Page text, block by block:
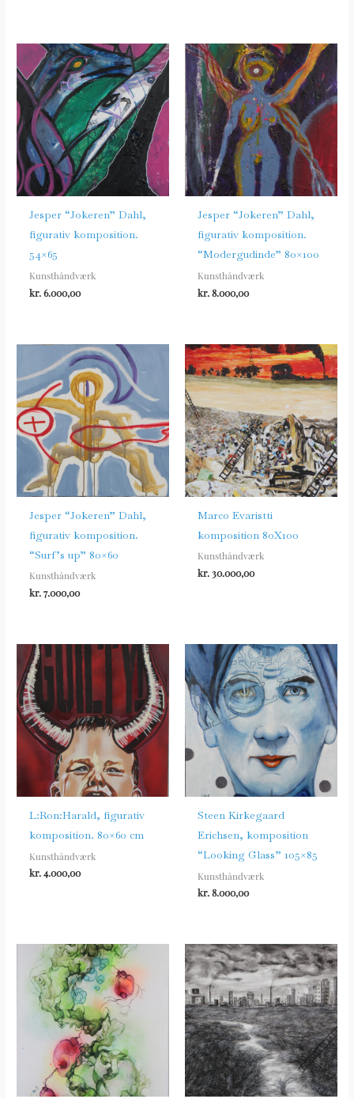
Jesper “Jokeren” Dahl,
figurativ komposition.
54×65
Kunsthåndværk
kr.6.000,00
Jesper “Jokeren” Dahl,
figurativ komposition.
“Modergudinde” 80×100
Kunsthåndværk
kr.8.000,00
Jesper “Jokeren” Dahl,
figurativ komposition.
“Surf’s up” 80×60
Kunsthåndværk
kr.7.000,00
Marco Evaristti
komposition 80X100
Kunsthåndværk
kr.30.000,00
L:Ron:Harald, figurativ
komposition. 80×60 cm
Kunsthåndværk
kr.4.000,00
Steen Kirkegaard
Erichsen, komposition
“Looking Glass” 105×85
Kunsthåndværk
kr.8.000,00